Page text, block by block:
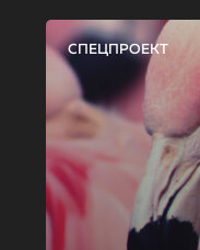
СПЕЦПРОЕКТ